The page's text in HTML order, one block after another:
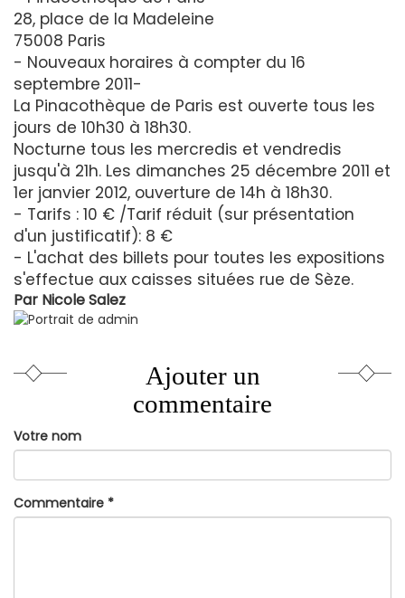
28, place de la Madeleine
75008 Paris
- Nouveaux horaires à compter du 16
septembre 2011-
La Pinacothèque de Paris est ouverte tous les
jours de 10h30 à 18h30.
Nocturne tous les mercredis et vendredis
jusqu'à 21h. Les dimanches 25 décembre 2011 et
1er janvier 2012, ouverture de 14h à 18h30.
- Tarifs : 10 € /Tarif réduit (sur présentation
d'un justificatif): 8 €
- L'achat des billets pour toutes les expositions
s'effectue aux caisses situées rue de Sèze.
Par Nicole Salez
Ajouter un
commentaire
Votre nom
Commentaire *